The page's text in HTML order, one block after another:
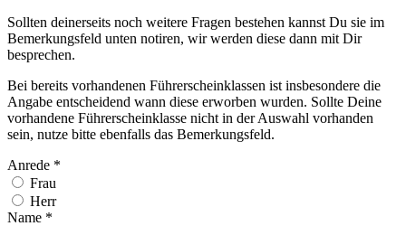
Sollten deinerseits noch weitere Fragen bestehen kannst Du sie im
Bemerkungsfeld unten notiren, wir werden diese dann mit Dir
besprechen.
Bei bereits vorhandenen Führerscheinklassen ist insbesondere die
Angabe entscheidend wann diese erworben wurden. Sollte Deine
vorhandene Führerscheinklasse nicht in der Auswahl vorhanden
sein, nutze bitte ebenfalls das Bemerkungsfeld.
Anrede *
Frau
Herr
Name *